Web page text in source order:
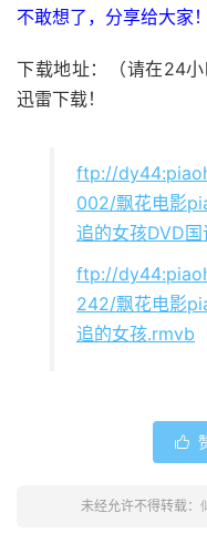
不敢想了，分享给大家！
下载地址：（请在24
迅雷下载！
ftp://
002/飘花电影
追的女孩DVD
ftp://
242/飘花电影
追的女孩.rmvb

未经允许不得转载：